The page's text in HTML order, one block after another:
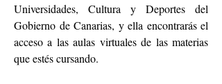
Universidades, Cultura y Deportes del
Gobierno de Canarias, y ella encontrarás el
acceso a las aulas virtuales de las materias
que estés cursando.